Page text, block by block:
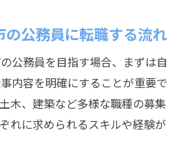
公務員に転職する流れ
公務員を目指す場合、まずは自
内容を明確にすることが重要で
木、建築など多様な職種の募集
れに求められるスキルや経験が